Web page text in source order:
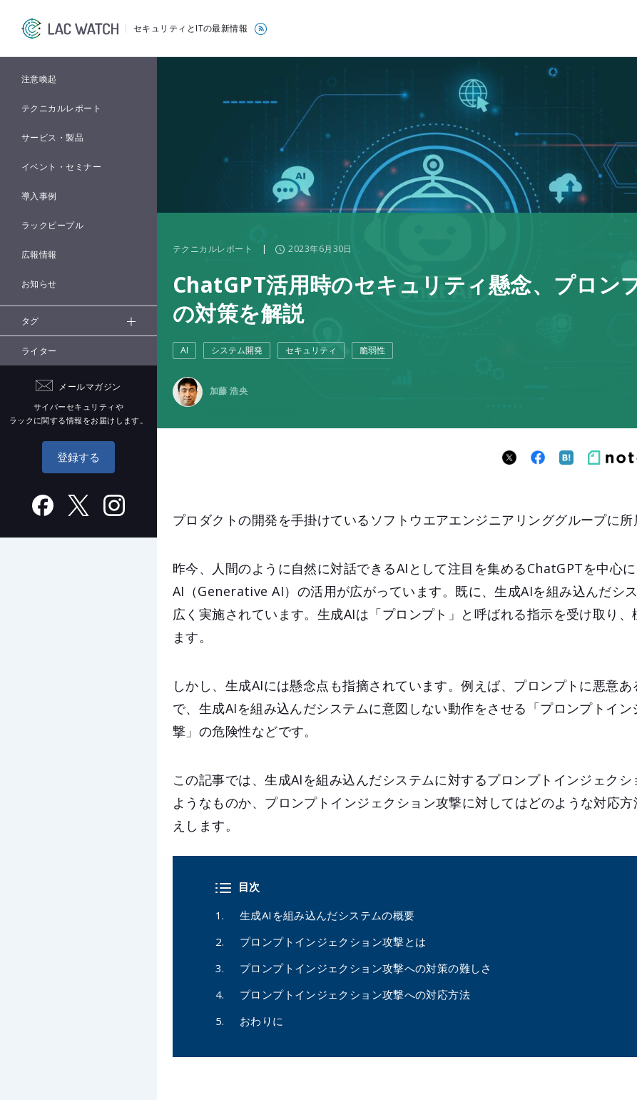
セキュリティとITの最新情報
注意喚起
テクニカルレポート
サービス・製品
イベント・セミナー
導入事例
ラックピープル
広報情報
お知らせ
タグ
ライター
メールマガジン
サイバーセキュリティや
ラックに関する情報をお届けします。
登録する
テクニカルレポート | 2023年6月30日
ChatGPT活用時のセキュリティ懸念、プロン
の対策を解説
AI システム開発 セキュリティ 脆弱性
加藤 浩央
プロダクトの開発を手掛けているソフトウエアエンジニアリンググループに所
昨今、人間のように自然に対話できるAIとして注目を集めるChatGPTを中心
AI（Generative AI）の活用が広がっています。既に、生成AIを組み込んだシ
広く実施されています。生成AIは「プロンプト」と呼ばれる指示を受け取り、
ます。
しかし、生成AIには懸念点も指摘されています。例えば、プロンプトに悪意あ
で、生成AIを組み込んだシステムに意図しない動作をさせる「プロンプトイ
撃」の危険性などです。
この記事では、生成AIを組み込んだシステムに対するプロンプトインジェク
ようなものか、プロンプトインジェクション攻撃に対してはどのような対応
えします。
目次
生成AIを組み込んだシステムの概要
プロンプトインジェクション攻撃とは
プロンプトインジェクション攻撃への対策の難しさ
プロンプトインジェクション攻撃への対応方法
おわりに